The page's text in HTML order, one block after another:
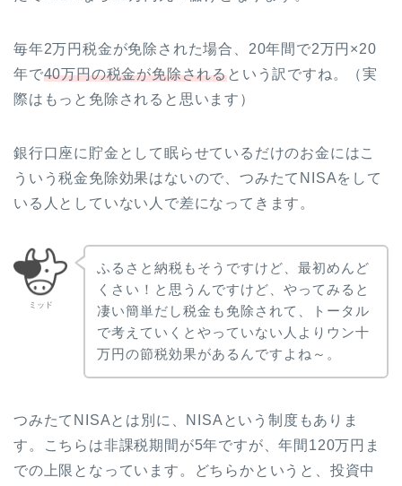
毎年2万円税金が免除された場合、20年間で2万円×20
年で40万円の税金が免除されるという訳ですね。（実
際はもっと免除されると思います）
銀行口座に貯金として眠らせているだけのお金にはこ
ういう税金免除効果はないので、つみたてNISAをして
いる人としていない人で差になってきます。
ミッド
ふるさと納税もそうですけど、最初めんど
くさい！と思うんですけど、やってみると
凄い簡単だし税金も免除されて、トータル
で考えていくとやっていない人よりウン十
万円の節税効果があるんですよね～。
つみたてNISAとは別に、NISAという制度もありま
す。こちらは非課税期間が5年ですが、年間120万円ま
での上限となっています。どちらかというと、投資中